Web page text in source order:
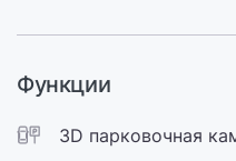
Функции
3D парковочная